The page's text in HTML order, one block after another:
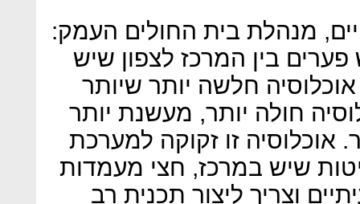
מנהלת בית החולים העמק:
בין המרכז לצפון שיש
חלשה יותר שיותר
חולה יותר, מעשנת יותר
אוכלוסיה זו זקוקה למערכת
שיש במרכז, חצי מעמדות
וצריך ליצור תכנית רב